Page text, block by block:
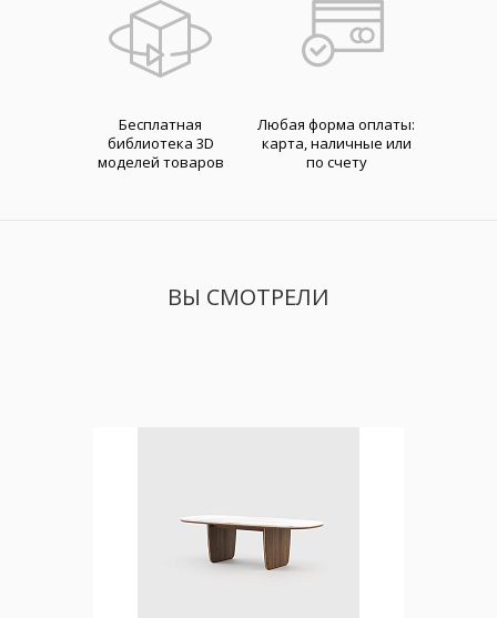
Бесплатная
библиотека 3D
моделей товаров
Любая форма оплаты:
карта, наличные или
по счету
ВЫ СМОТРЕЛИ